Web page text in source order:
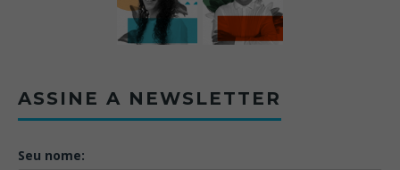
ASSINE A NEWSLETTER
Seu nome: